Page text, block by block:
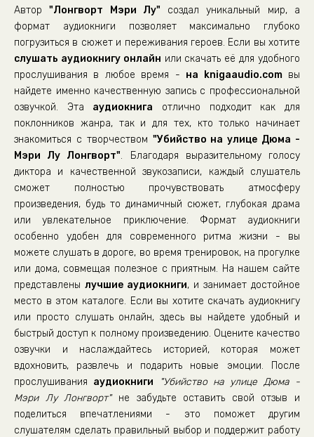
Убийство на улице Дюма _22
Убийство на улице Дюма _24
Убийство на улице Дюма _25
Убийство на улице Дюма _26
Убийство на улице Дюма _27
Убийство на улице Дюма _28
Убийство на улице Дюма _29
Убийство на улице Дюма _30
Убийство на улице Дюма _31
Убийство на улице Дюма _32
Убийство на улице Дюма _33
Убийство на улице Дюма _34
Убийство на улице Дюма _35
Убийство на улице Дюма _36
Убийство на улице Дюма _37
Убийство на улице Дюма _38
Убийство на улице Дюма _39
Убийство на улице Дюма _40
Автор"Лонгворт Мэри Лу" создал уникальный мир, а
формат аудиокниги позволяет максимально глубоко
погрузиться в сюжет и переживания героев. Если вы хотите
слушать аудиокнигу онлайн или скачать её для удобного
прослушивания в любое время - на knigaaudio.comвы
найдете именно качественную запись с профессиональной
озвучкой. Эта аудиокнига отлично подходит как для
поклонников жанра, так и для тех, кто только начинает
знакомиться с творчеством "Убийство на улице Дюма -
Мэри Лу Лонгворт". Благодаря выразительному голосу
диктора и качественной звукозаписи, каждый слушатель
сможет полностью прочувствовать атмосферу
произведения, будь то динамичный сюжет, глубокая драма
или увлекательное приключение. Формат аудиокниги
особенно удобен для современного ритма жизни - вы
можете слушать в дороге, во время тренировок, на прогулке
или дома, совмещая полезное с приятным. На нашем сайте
представлены лучшие аудиокниги, и занимает достойное
место в этом каталоге. Если вы хотите скачать аудиокнигу
или просто слушать онлайн, здесь вы найдете удобный и
быстрый доступ к полному произведению. Оцените качество
озвучки и наслаждайтесь историей, которая может
вдохновить, развлечь и подарить новые эмоции. После
прослушивания аудиокниги
"Убийство на улице Дюма -
Мэри Лу Лонгворт"не забудьте оставить свой отзыв и
поделиться впечатлениями - это поможет другим
слушателям сделать правильный выбор и поддержит работу